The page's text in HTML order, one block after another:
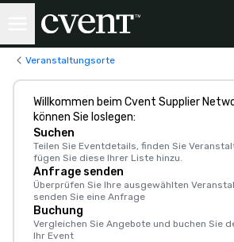
Veranstaltungsorte
Willkommen beim Cvent Supplier
können Sie loslegen:
Suchen
Teilen Sie Eventdetails, finden Sie
fügen Sie diese Ihrer Liste hinzu.
Anfrage senden
Überprüfen Sie Ihre ausgewählten
senden Sie eine Anfrage
Buchung
Vergleichen Sie Angebote und buchen Sie
Ihr Event